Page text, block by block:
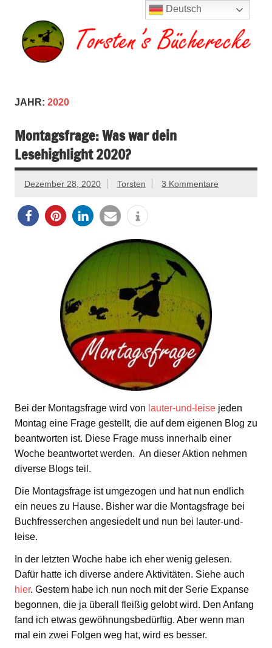
springen
JAHR: 2020
Montagsfrage: Was war dein
Lesehighlight 2020?
Dezember 28, 2020 Torsten 3 Kommentare
Bei der Montagsfrage wird von lauter-und-leise jeden
Montag eine Frage gestellt, die auf dem eigenen Blog zu
beantworten ist. Diese Frage muss innerhalb einer
Woche beantwortet werden. An dieser Aktion nehmen
diverse Blogs teil.
Die Montagsfrage ist umgezogen und hat nun endlich
ein neues zu Hause. Bisher war die Montagsfrage bei
Buchfresserchen angesiedelt und nun bei lauter-und-
leise.
In der letzten Woche habe ich eher wenig gelesen.
Dafür hatte ich diverse andere Aktivitäten. Siehe auch
hier. Gestern habe ich nun noch mit der Serie Expanse
begonnen, die ja überall fleißig gelobt wird. Den Anfang
fand ich etwas gewöhnungsbedürftig. Aber wenn man
mal ein zwei Folgen weg hat, wird es besser.
Deutsch